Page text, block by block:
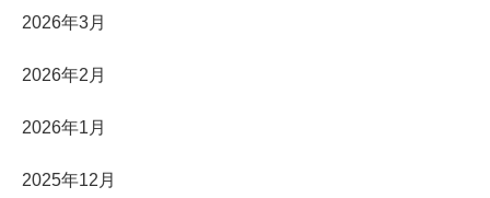
2026年3月
2026年2月
2026年1月
2025年12月